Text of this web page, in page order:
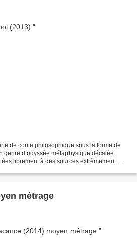
de conte philosophique sous la forme de
genre d’odyssée métaphysique décalée
librement à des sources extrêmement
métrage